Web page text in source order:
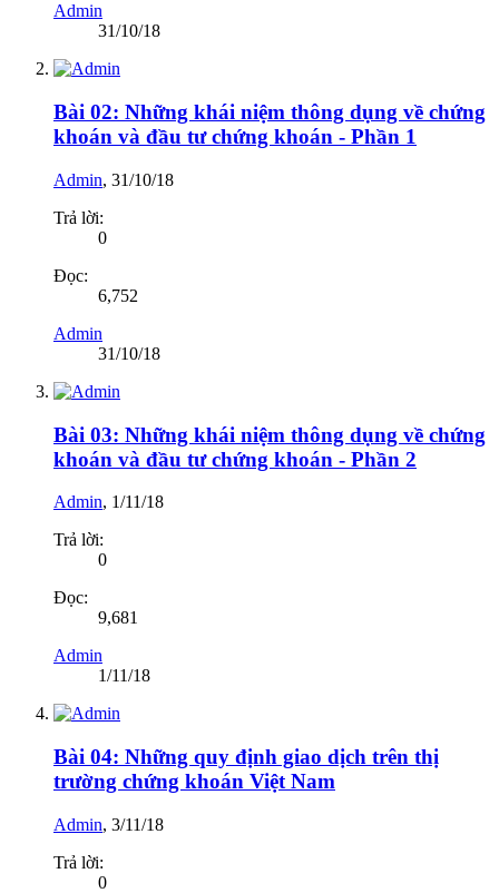
Admin
31/10/18
Bài 02: Những khái niệm thông dụng về chứng
khoán và đầu tư chứng khoán - Phần 1
Admin, 31/10/18
Trả lời:
0
Đọc:
6,752
Admin
31/10/18
Bài 03: Những khái niệm thông dụng về chứng
khoán và đầu tư chứng khoán - Phần 2
Admin, 1/11/18
Trả lời:
0
Đọc:
9,681
Admin
1/11/18
Bài 04: Những quy định giao dịch trên thị
trường chứng khoán Việt Nam
Admin, 3/11/18
Trả lời:
0